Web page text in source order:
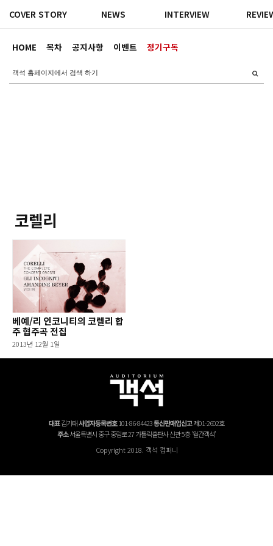
HOME 목차 공지사항 이벤트 정기구독
COVER STORY NEWS INTERVIEW
코렐리
베예/리 인코니티의 코렐리 합
주 협주곡 전집
2013년 12월 1일
대표김기태사업자등록번호101-86-84423통신판매업신고제01-2602호
주소서울특별시 중구 중림로 27 가톨릭출판사 신관 5층 '월간객석'
Copyright 2018. 객석 컴퍼니